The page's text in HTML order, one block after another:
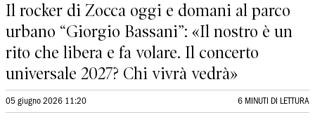
Il rocker di Zocca oggi e domani al parco
urbano “Giorgio Bassani”: «Il nostro è un
rito che libera e fa volare. Il concerto
universale 2027? Chi vivrà vedrà»
05 giugno 2026 11:20 6 MINUTI DI LETTURA